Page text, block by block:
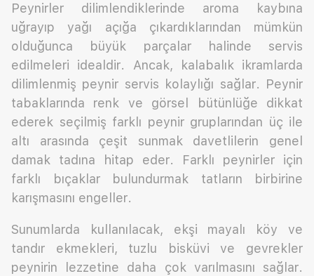
Peynirler dilimlendiklerinde aroma kaybına
uğrayıp yağı açığa çıkardıklarından mümkün
olduğunca büyük parçalar halinde servis
edilmeleri idealdir. Ancak, kalabalık ikramlarda
dilimlenmiş peynir servis kolaylığı sağlar. Peynir
tabaklarında renk ve görsel bütünlüğe dikkat
ederek seçilmiş farklı peynir gruplarından üç ile
altı arasında çeşit sunmak davetlilerin genel
damak tadına hitap eder. Farklı peynirler için
farklı bıçaklar bulundurmak tatların birbirine
karışmasını engeller.
Sunumlarda kullanılacak, ekşi mayalı köy ve
tandır ekmekleri, tuzlu bisküvi ve gevrekler
peynirin lezzetine daha çok varılmasını sağlar.